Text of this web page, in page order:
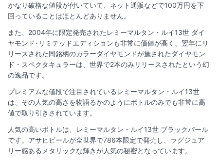
かなり破格な値段が付いていて、ネット通販などで100万円を下
回っていることはほとんどありません。
また、2004年に限定発売されたレミーマルタン・ルイ13世 ダイ
ヤモンド･リミテッドエディションも非常に価値が高く、翌年にリ
リースされた同銘柄のカラーダイヤモンドが施されたダイヤモン
ド・スペクタキュラーは、世界で2本のみリリースされたという幻
の逸品です。
プレミアムな値段で注目されているレミーマルタン・ルイ13世
は、その人気の高さを物語るかのようにボトルのみでも非常に高
値で取り引きされています。
人気の高いボトルは、レミーマルタン・ルイ13世 ブラックパール
です。アサヒビールが全世界で786本限定で発売し、ラグジュア
リー感あるメタリックな輝きが人気の秘密となっています。